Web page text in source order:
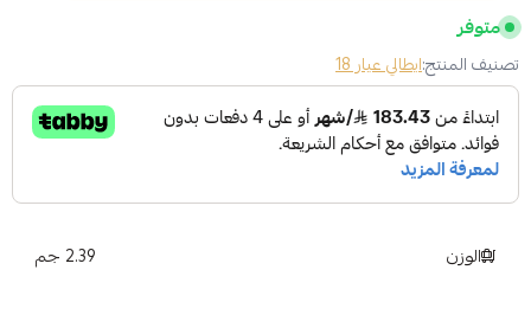
متوفر
تصنيف المنتج:ايطالي عيار 18
الوزن 2.39 جم